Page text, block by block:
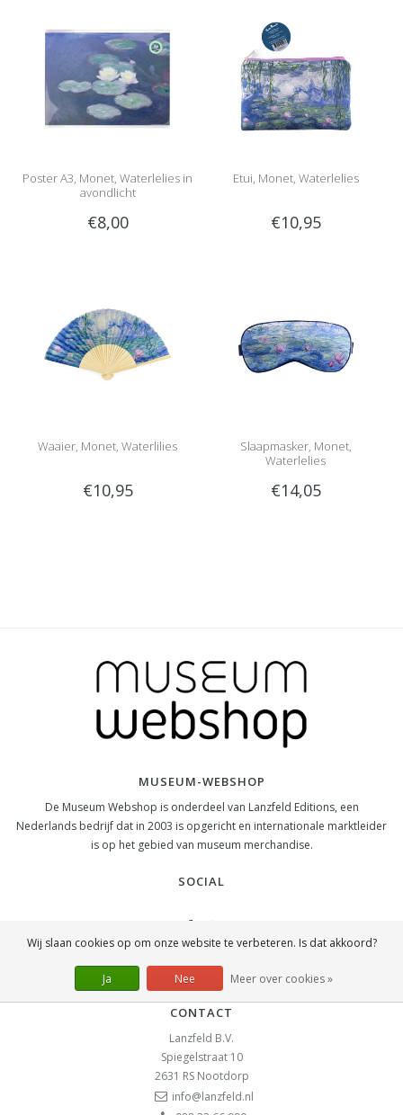
Poster A3, Monet, Waterlelies in
avondlicht
€8,00
Etui, Monet, Waterlelies
€10,95
Waaier, Monet, Waterlilies
€10,95
Slaapmasker, Monet,
Waterlelies
€14,05
MUSEUM-WEBSHOP
De Museum Webshop is onderdeel van Lanzfeld Editions, een
Nederlands bedrijf dat in 2003 is opgericht en internationale marktleider
is op het gebied van museum merchandise.
SOCIAL
CONTACT
Lanzfeld B.V.
Spiegelstraat 10
2631 RS Nootdorp
info@lanzfeld.nl
Wij slaan cookies op om onze website te verbeteren. Is dat akkoord?
Ja Nee Meer over cookies »